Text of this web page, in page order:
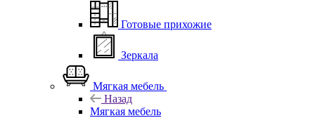
Готовые прихожие
Зеркала
Мягкая мебель
Назад
Мягкая мебель